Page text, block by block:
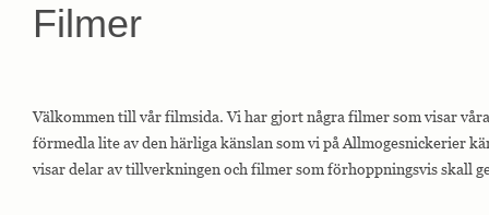
Filmer
Välkommen till vår filmsida. Vi har gjort några filmer som visar
förmedla lite av den härliga känslan som vi på Allmogesnickerier
visar delar av tillverkningen och filmer som förhoppningsvis skall